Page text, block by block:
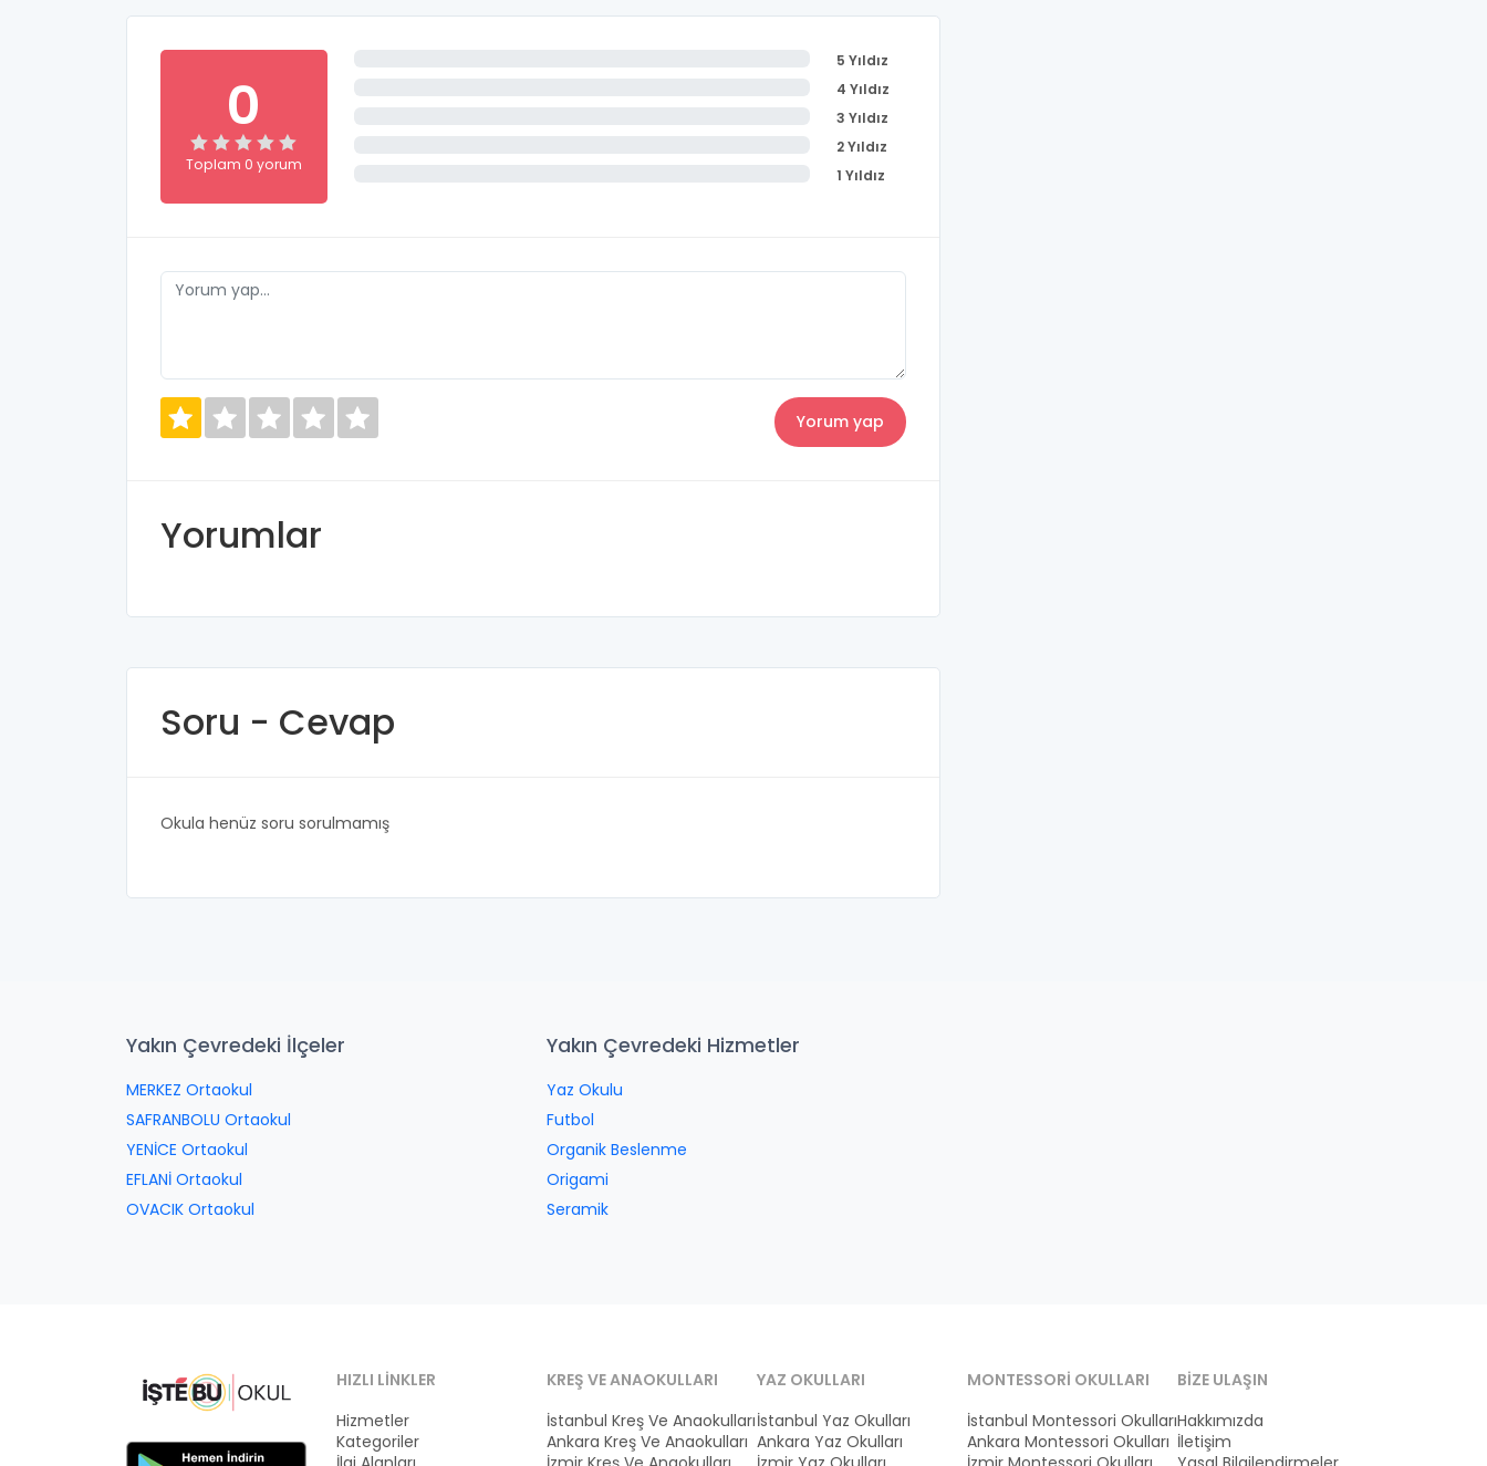
0
Toplam 0 yorum
5 Yıldız
4 Yıldız
3 Yıldız
2 Yıldız
1 Yıldız
Yorumlar
Soru - Cevap
Okula henüz soru sorulmamış
Yakın Çevredeki İlçeler
MERKEZ Ortaokul
SAFRANBOLU Ortaokul
YENİCE Ortaokul
EFLANİ Ortaokul
OVACIK Ortaokul
Yakın Çevredeki Hizmetler
Yaz Okulu
Futbol
Organik Beslenme
Origami
Seramik
HIZLI LINKLER
Hizmetler
Kategoriler
KREŞ VE ANAOKULLARI
İstanbul Kreş Ve Anaokulları
Ankara Kreş Ve Anaokulları
YAZ OKULLARI
İstanbul Yaz Okulları
Ankara Yaz Okulları
MONTESSORI OKULLARI
İstanbul Montessori Okulları
Ankara Montessori Okulları
BIZE ULAŞIN
Hakkımızda
İletişim